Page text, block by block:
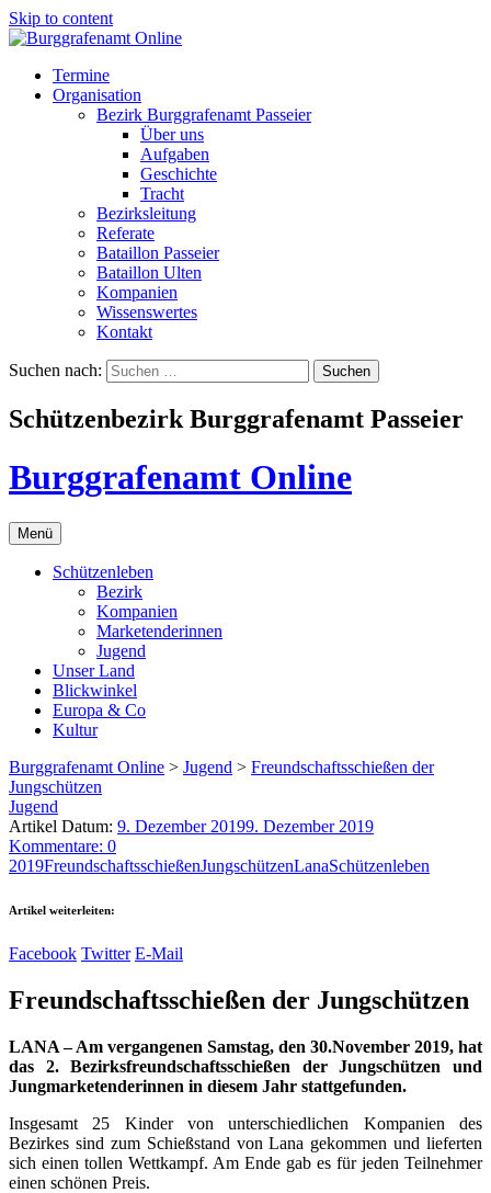
Skip to content
Termine
Organisation
Bezirk Burggrafenamt Passeier
Über uns
Aufgaben
Geschichte
Tracht
Bezirksleitung
Referate
Bataillon Passeier
Bataillon Ulten
Kompanien
Wissenswertes
Kontakt
Suchen nach:
Schützenbezirk Burggrafenamt Passeier
Burggrafenamt Online
Menü
Schützenleben
Bezirk
Kompanien
Marketenderinnen
Jugend
Unser Land
Blickwinkel
Europa & Co
Kultur
Burggrafenamt Online > Jugend > Freundschaftsschießen der
Jungschützen
Jugend
Artikel Datum: 9. Dezember 20199. Dezember 2019
Kommentare: 0
2019FreundschaftsschießenJungschützenLanaSchützenleben
Artikel weiterleiten:
Facebook Twitter E-Mail
Freundschaftsschießen der Jungschützen
LANA – Am vergangenen Samstag, den 30.November 2019, hat
das 2. Bezirksfreundschaftsschießen der Jungschützen und
Jungmarketenderinnen in diesem Jahr stattgefunden.
Insgesamt 25 Kinder von unterschiedlichen Kompanien des
Bezirkes sind zum Schießstand von Lana gekommen und lieferten
sich einen tollen Wettkampf. Am Ende gab es für jeden Teilnehmer
einen schönen Preis.